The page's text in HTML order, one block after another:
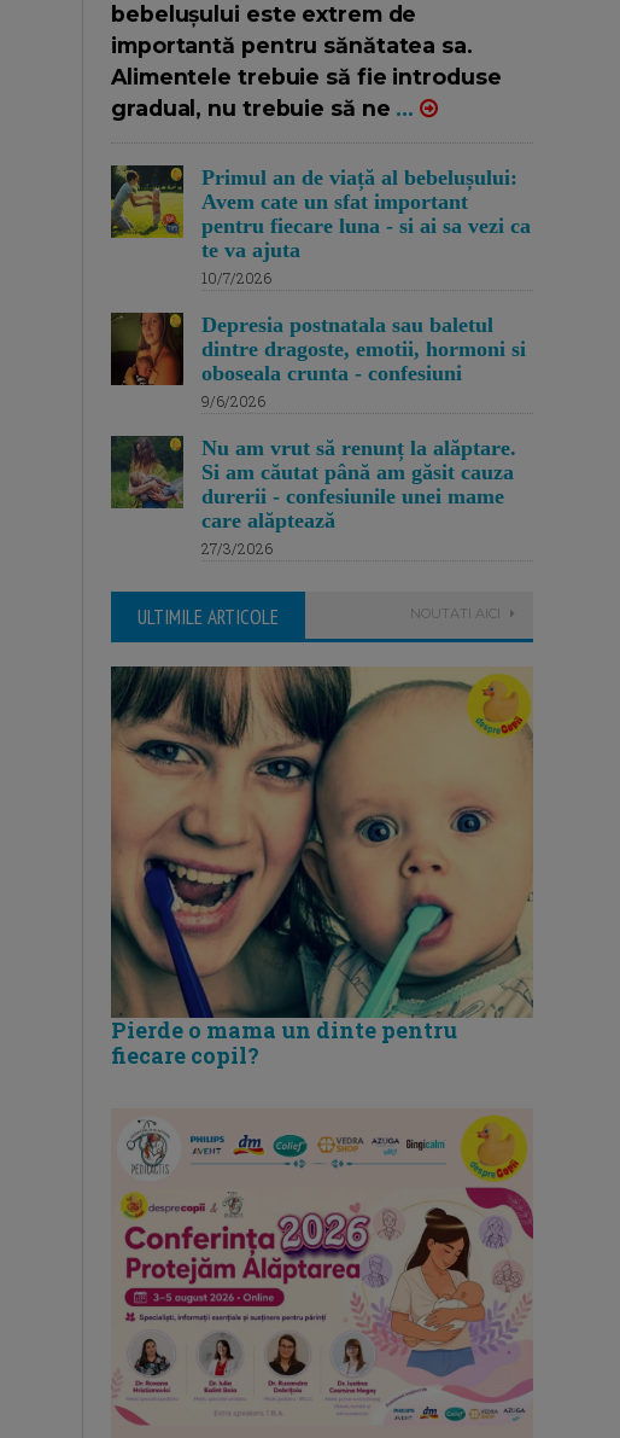
bebelușului este extrem de
importantă pentru sănătatea sa.
Alimentele trebuie să fie introduse
gradual, nu trebuie să ne ...
Primul an de viață al bebelușului:
Avem cate un sfat important
pentru fiecare luna - si ai sa vezi ca
te va ajuta
10/7/2026
Depresia postnatala sau baletul
dintre dragoste, emotii, hormoni si
oboseala crunta - confesiuni
9/6/2026
Nu am vrut să renunț la alăptare.
Si am căutat până am găsit cauza
durerii - confesiunile unei mame
care alăptează
27/3/2026
ULTIMILE ARTICOLE NOUTATI AICI
Pierde o mama un dinte pentru
fiecare copil?